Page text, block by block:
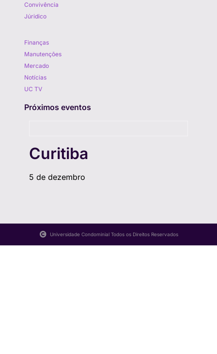
Convivência
Júridico
Finanças
Manutenções
Mercado
Notícias
UC TV
Próximos eventos
Curitiba
5 de dezembro
Universidade Condominial Todos os Direitos Reservados